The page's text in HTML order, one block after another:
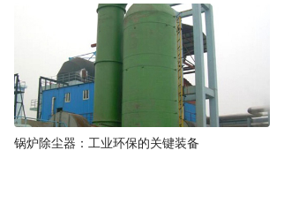
锅炉除尘器：工业环保的关键装备